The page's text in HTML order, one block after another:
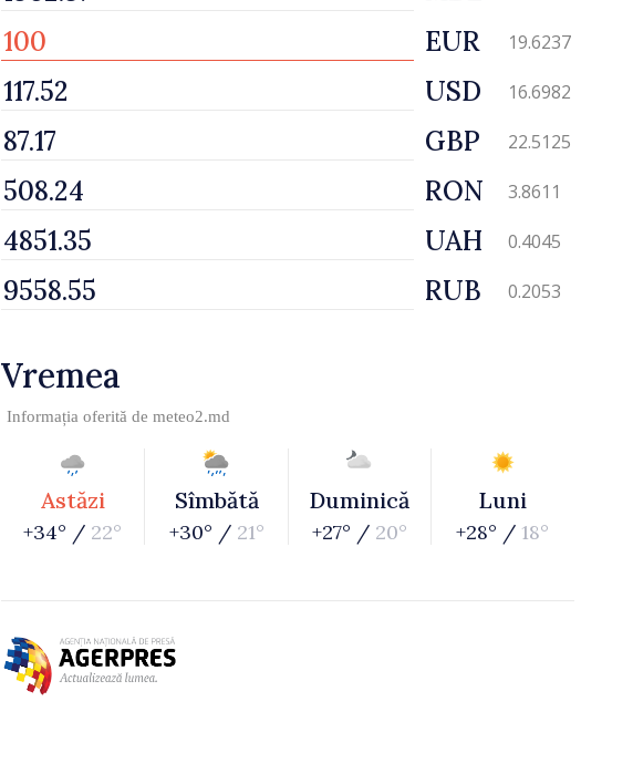
EUR 19.6237
USD 16.6982
GBP 22.5125
RON 3.8611
UAH 0.4045
RUB 0.2053
Vremea
Informația oferită de meteo2.md
Astăzi
+34° / 22°
Sîmbătă
+30° / 21°
Duminică
+27° / 20°
Luni
+28° / 18°